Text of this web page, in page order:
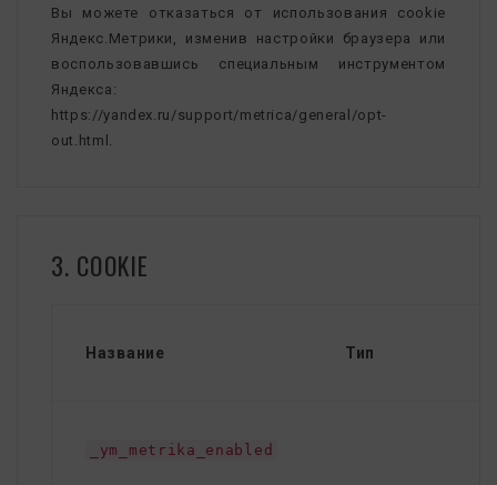
Вы можете отказаться от использования cookie
Яндекс.Метрики, изменив настройки браузера или
воспользовавшись специальным инструментом
Яндекса:
https://yandex.ru/support/metrica/general/opt-
out.html.
3. COOKIE
Название Тип
_ym_metrika_enabled